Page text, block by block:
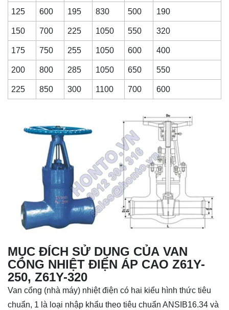
125 600 195 830 500 190
150 700 225 1050 550 320
175 750 255 1050 600 400
200 800 285 1050 650 550
225 850 300 1100 700 600
MỤC ĐÍCH SỬ DỤNG CỦA VAN
CỔNG NHIỆT ĐIỆN ÁP CAO Z61Y-
250, Z61Y-320
Van cổng (nhà máy) nhiệt điện có hai kiểu hình thức tiêu
chuẩn, 1 là loại nhập khẩu theo tiêu chuẩn ANSIB16.34 và